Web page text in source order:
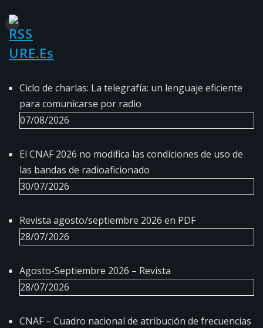
URE.es
Ciclo de charlas: La telegrafía: un lenguaje eficiente
para comunicarse por radio
07/08/2026
El CNAF 2026 no modifica las condiciones de uso de
las bandas de radioaficionado
30/07/2026
Revista agosto/septiembre 2026 en PDF
28/07/2026
Agosto-Septiembre 2026 – Revista
28/07/2026
CNAF – Cuadro nacional de atribución de frecuencias